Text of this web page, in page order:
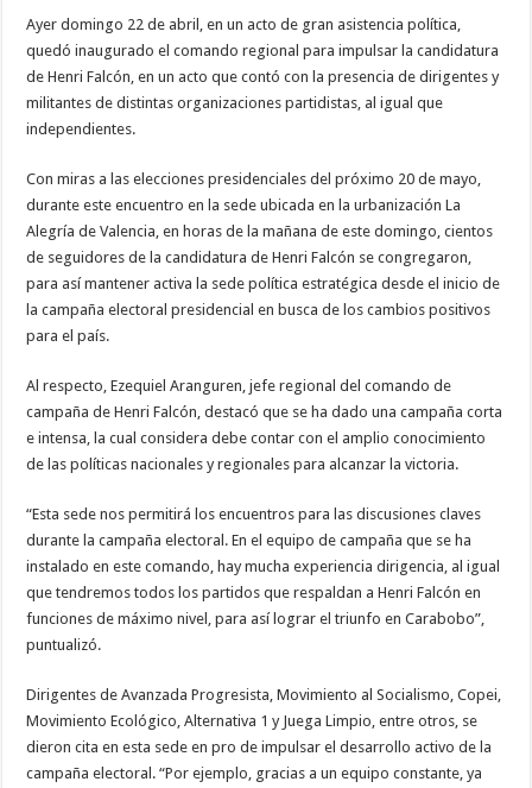
Ayer domingo 22 de abril, en un acto de gran asistencia política,
quedó inaugurado el comando regional para impulsar la candidatura
de Henri Falcón, en un acto que contó con la presencia de dirigentes y
militantes de distintas organizaciones partidistas, al igual que
independientes.
Con miras a las elecciones presidenciales del próximo 20 de mayo,
durante este encuentro en la sede ubicada en la urbanización La
Alegría de Valencia, en horas de la mañana de este domingo, cientos
de seguidores de la candidatura de Henri Falcón se congregaron,
para así mantener activa la sede política estratégica desde el inicio de
la campaña electoral presidencial en busca de los cambios positivos
para el país.
Al respecto, Ezequiel Aranguren, jefe regional del comando de
campaña de Henri Falcón, destacó que se ha dado una campaña corta
e intensa, la cual considera debe contar con el amplio conocimiento
de las políticas nacionales y regionales para alcanzar la victoria.
“Esta sede nos permitirá los encuentros para las discusiones claves
durante la campaña electoral. En el equipo de campaña que se ha
instalado en este comando, hay mucha experiencia dirigencia, al igual
que tendremos todos los partidos que respaldan a Henri Falcón en
funciones de máximo nivel, para así lograr el triunfo en Carabobo”,
puntualizó.
Dirigentes de Avanzada Progresista, Movimiento al Socialismo, Copei,
Movimiento Ecológico, Alternativa 1 y Juega Limpio, entre otros, se
dieron cita en esta sede en pro de impulsar el desarrollo activo de la
campaña electoral. “Por ejemplo, gracias a un equipo constante, ya